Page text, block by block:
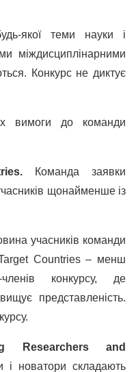
якої теми науки і
міждисциплінарними
Конкурс не диктує
вимоги до команди
Команда заявки
щонайменше із
учасників команди
Countries – менш
членів конкурсу, де
представленість.
Researchers and
і новатори складають